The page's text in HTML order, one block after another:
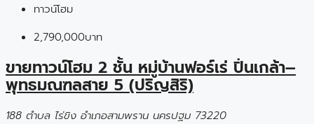
ทาวน์โฮม
2,790,000บาท
ขายทาวน์โฮม 2 ชั้น หมู่บ้านฟอร์เร่ ปิ่นเกล้า–
พุทธมณฑลสาย 5 (ปริญสิริ)
188 ตำบล ไร่ขิง อำเภอสามพราน นครปฐม 73220